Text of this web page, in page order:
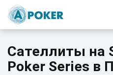
Сателлиты на
Poker Series в